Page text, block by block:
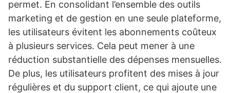
permet. En consolidant l’ensemble des outils
marketing et de gestion en une seule plateforme,
les utilisateurs évitent les abonnements coûteux
à plusieurs services. Cela peut mener à une
réduction substantielle des dépenses mensuelles.
De plus, les utilisateurs profitent des mises à jour
régulières et du support client, ce qui ajoute une